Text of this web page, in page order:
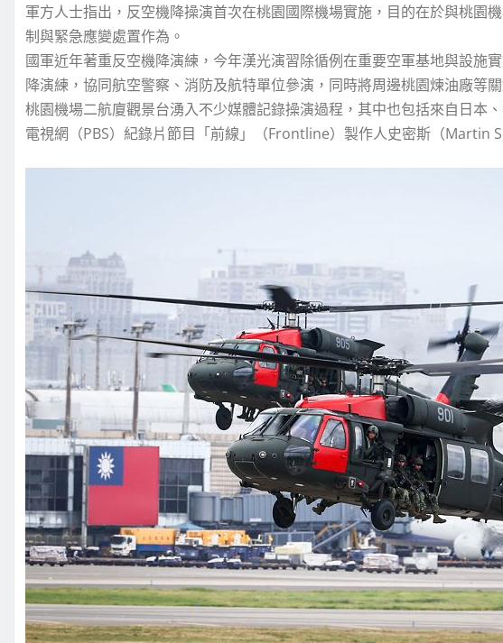
軍方人士指出，反空機降操演首次在桃園國際機場實施，目的在於與桃園
制與緊急應變處置作為。
國軍近年著重反空機降演練，今年漢光演習除循例在重要空軍基地與設施
降演練，協同航空警察、消防及航特單位參演，同時將周邊桃園煉油廠等
桃園機場二航廈觀景台湧入不少媒體記錄操演過程，其中也包括來自日本
電視網（PBS）紀錄片節目「前線」（Frontline）製作人史密斯（Martin